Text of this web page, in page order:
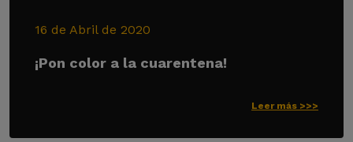
16 de Abril de 2020
¡Pon color a la cuarentena!
Leer más >>>